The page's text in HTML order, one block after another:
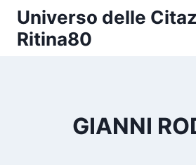
Salta
contenuto
Universo delle
Ritina80
GIANNI